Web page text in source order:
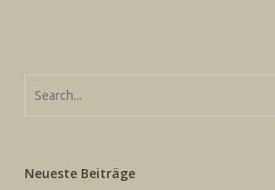
Neueste Beiträge